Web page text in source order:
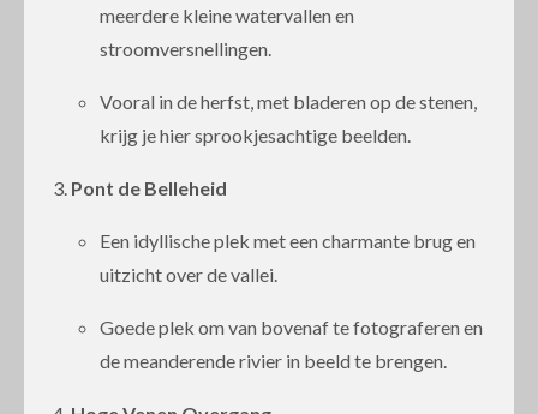
meerdere kleine watervallen en
stroomversnellingen.
Vooral in de herfst, met bladeren op de stenen,
krijg je hier sprookjesachtige beelden.
Pont de Belleheid
Een idyllische plek met een charmante brug en
uitzicht over de vallei.
Goede plek om van bovenaf te fotograferen en
de meanderende rivier in beeld te brengen.